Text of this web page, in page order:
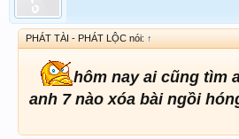
PHÁT TÀI - PHÁT LỘC nói: ↑
hôm nay ai cũng tìm
anh 7 nào xóa bài ngồi